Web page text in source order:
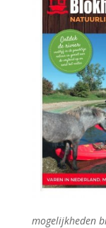
mogelijkheden